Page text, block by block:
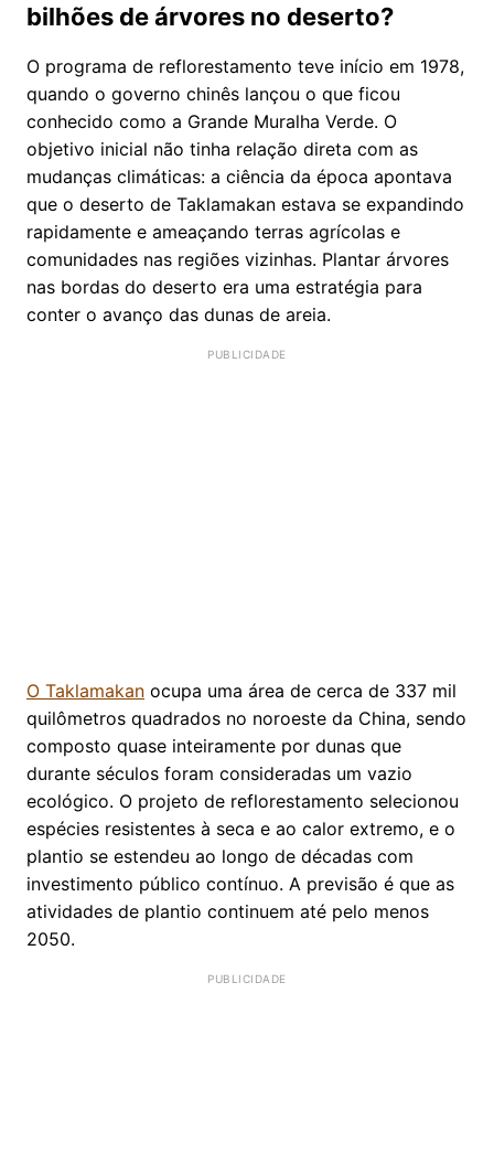
bilhões de árvores no deserto?
O programa de reflorestamento teve início em 1978,
quando o governo chinês lançou o que ficou
conhecido como a Grande Muralha Verde. O
objetivo inicial não tinha relação direta com as
mudanças climáticas: a ciência da época apontava
que o deserto de Taklamakan estava se expandindo
rapidamente e ameaçando terras agrícolas e
comunidades nas regiões vizinhas. Plantar árvores
nas bordas do deserto era uma estratégia para
conter o avanço das dunas de areia.
O Taklamakan ocupa uma área de cerca de 337 mil
quilômetros quadrados no noroeste da China, sendo
composto quase inteiramente por dunas que
durante séculos foram consideradas um vazio
ecológico. O projeto de reflorestamento selecionou
espécies resistentes à seca e ao calor extremo, e o
plantio se estendeu ao longo de décadas com
investimento público contínuo. A previsão é que as
atividades de plantio continuem até pelo menos
2050.